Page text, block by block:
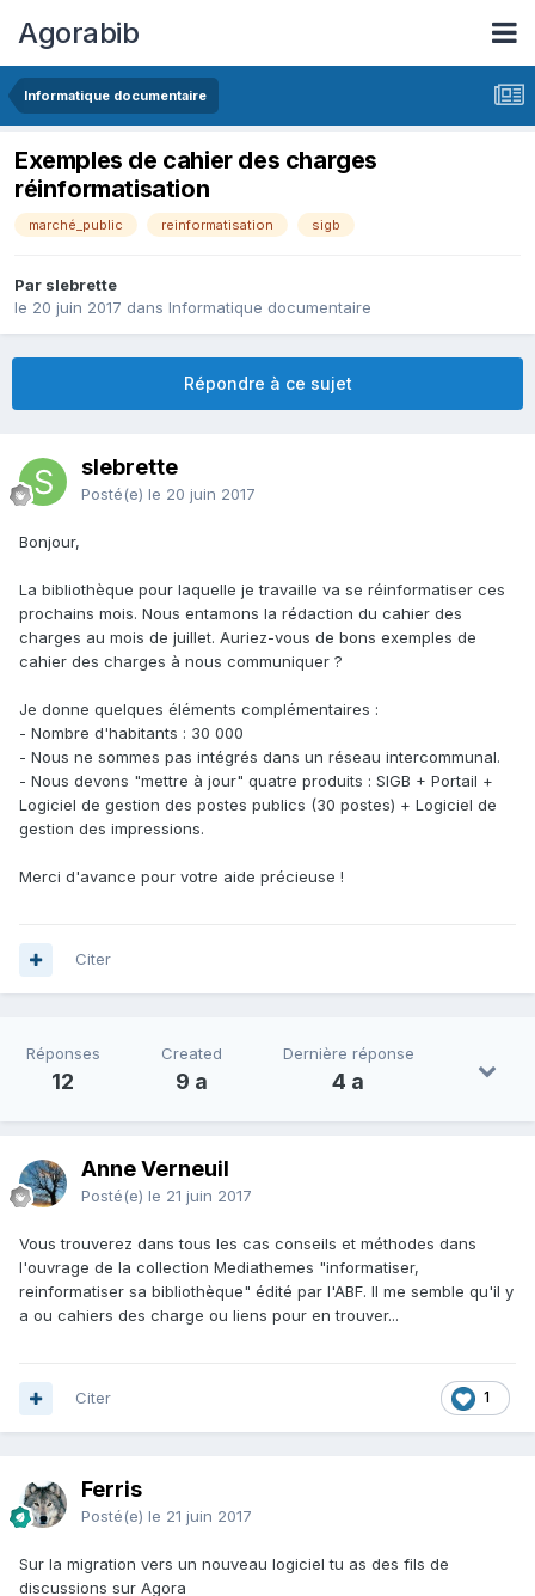
Agorabib
Informatique documentaire
Exemples de cahier des charges
réinformatisation
marché_public reinformatisation sigb
Par slebrette
le 20 juin 2017 dans Informatique documentaire
Répondre à ce sujet
slebrette
Posté(e) le 20 juin 2017
Bonjour,
La bibliothèque pour laquelle je travaille va se réinformatiser ces
prochains mois. Nous entamons la rédaction du cahier des
charges au mois de juillet. Auriez-vous de bons exemples de
cahier des charges à nous communiquer ?
Je donne quelques éléments complémentaires :
- Nombre d'habitants : 30 000
- Nous ne sommes pas intégrés dans un réseau intercommunal.
- Nous devons "mettre à jour" quatre produits : SIGB + Portail +
Logiciel de gestion des postes publics (30 postes) + Logiciel de
gestion des impressions.
Merci d'avance pour votre aide précieuse !
Citer
Réponses
12
Created
9 a
Dernière réponse
4 a
Anne Verneuil
Posté(e) le 21 juin 2017
Vous trouverez dans tous les cas conseils et méthodes dans
l'ouvrage de la collection Mediathemes "informatiser,
reinformatiser sa bibliothèque" édité par l'ABF. Il me semble qu'il y
a ou cahiers des charge ou liens pour en trouver...
1
Citer
Ferris
Posté(e) le 21 juin 2017
Sur la migration vers un nouveau logiciel tu as des fils de
discussions sur Agora